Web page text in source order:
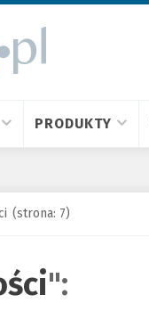
PRODUKTY
(strona: 7)
":